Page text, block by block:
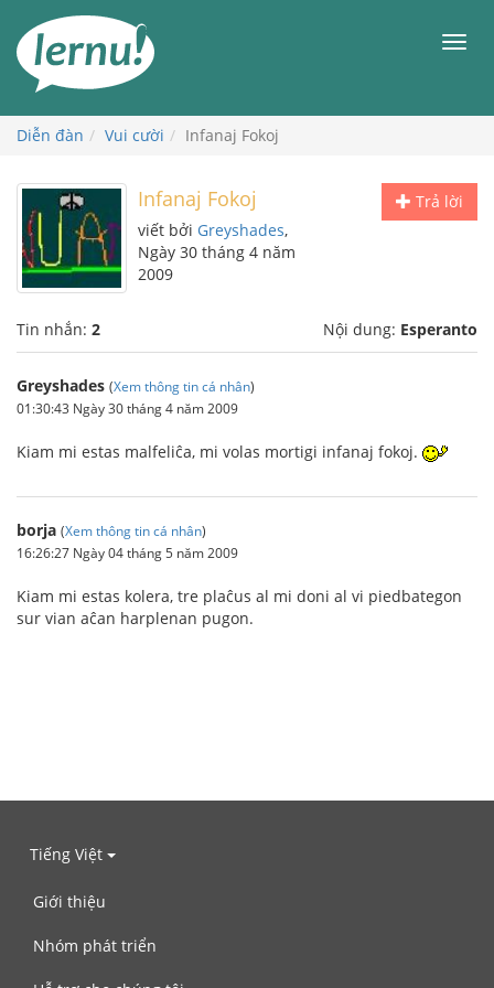
đến
phần
dung
Diễn đàn Vui cười Infanaj Fokoj
Trả lời
Infanaj Fokoj
viết bởi Greyshades,
Ngày 30 tháng 4 năm
2009
Tin nhắn: 2 Nội dung: Esperanto
Greyshades (Xem thông tin cá nhân)
01:30:43 Ngày 30 tháng 4 năm 2009
Kiam mi estas malfeliĉa, mi volas mortigi infanaj fokoj.
borja (Xem thông tin cá nhân)
16:26:27 Ngày 04 tháng 5 năm 2009
Kiam mi estas kolera, tre plaĉus al mi doni al vi piedbategon
sur vian aĉan harplenan pugon.
Tiếng Việt
Giới thiệu
Nhóm phát triển